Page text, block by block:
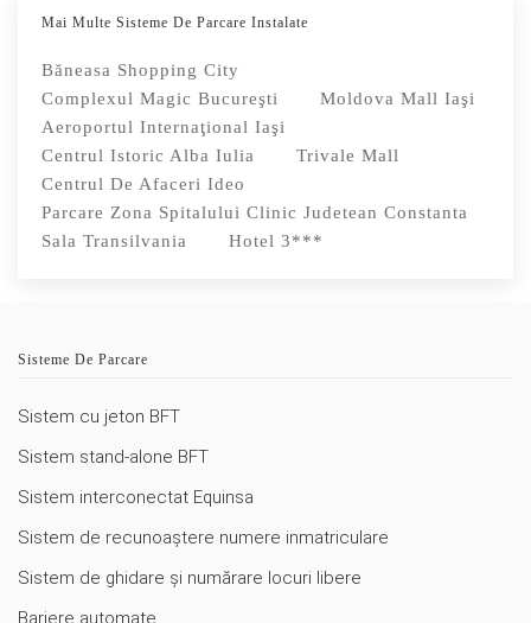
Mai Multe Sisteme De Parcare Instalate
Băneasa Shopping City
Complexul Magic Bucureşti
Moldova Mall Iaşi
Aeroportul Internaţional Iaşi
Centrul Istoric Alba Iulia
Trivale Mall
Centrul De Afaceri Ideo
Parcare Zona Spitalului Clinic Judetean Constanta
Sala Transilvania
Hotel 3***
Sisteme De Parcare
Sistem cu jeton BFT
Sistem stand-alone BFT
Sistem interconectat Equinsa
Sistem de recunoaștere numere inmatriculare
Sistem de ghidare și numărare locuri libere
Bariere automate